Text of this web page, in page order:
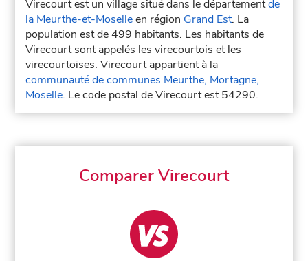
Virecourt est un village situé dans le départementde
la Meurthe-et-Moselleen région Grand Est. La
population est de 499 habitants. Les habitants de
Virecourt sont appelés les virecourtois et les
virecourtoises. Virecourt appartient à la
communauté de communes Meurthe, Mortagne,
Moselle. Le code postal de Virecourt est 54290.
Comparer Virecourt